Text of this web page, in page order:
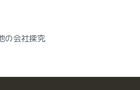
の会社探究